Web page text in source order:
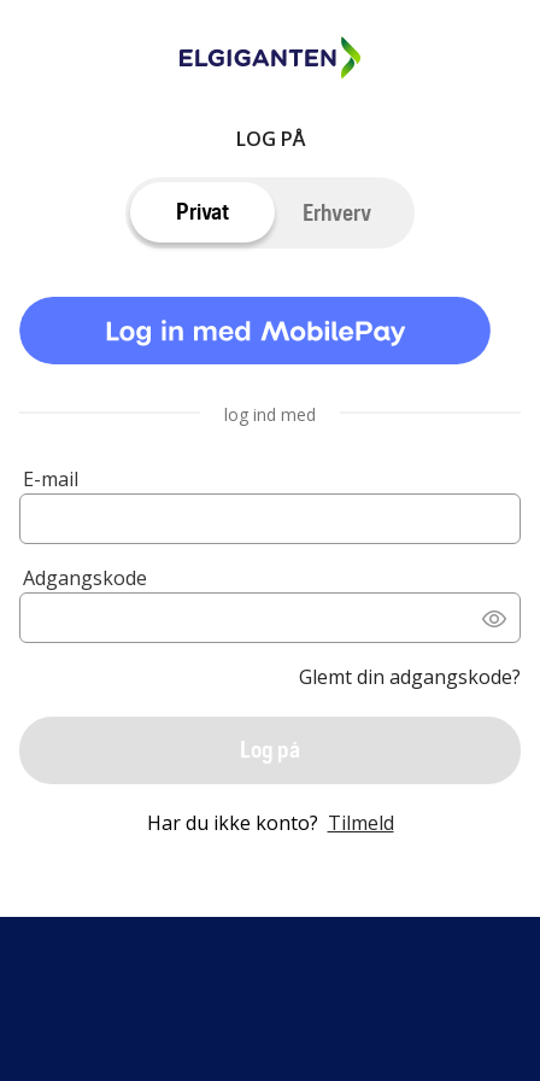
LOG PÅ
Privat Erhverv
log ind med
E-mail
Adgangskode
Glemt din adgangskode?
Log på
Har du ikke konto? Tilmeld